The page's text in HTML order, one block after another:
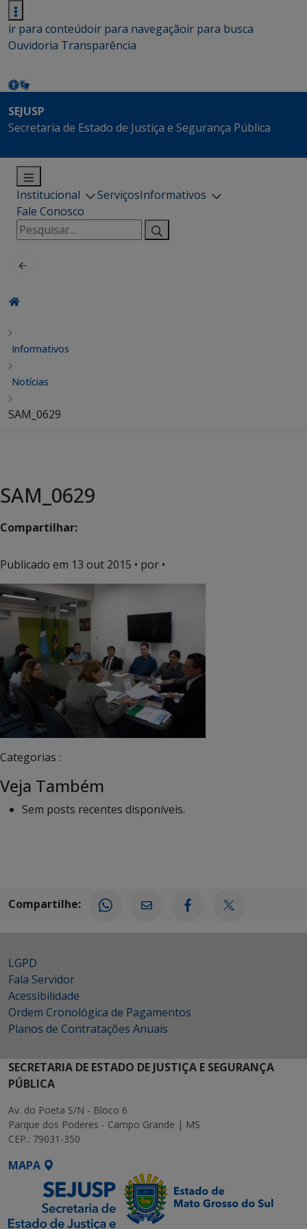
ir para conteúdoir para navegaçãoir para busca
Ouvidoria Transparência
SEJUSP
Secretaria de Estado de Justiça e Segurança Pública
Institucional ServiçosInformativos
Fale Conosco
Pesquisar
por:
Informativos
Notícias
SAM_0629
SAM_0629
Compartilhar:
Publicado em 13 out 2015 • por •
Categorias :
Veja Também
Sem posts recentes disponíveis.
Compartilhe:
LGPD
Fala Servidor
Acessibilidade
Ordem Cronológica de Pagamentos
Planos de Contratações Anuais
SECRETARIA DE ESTADO DE JUSTIÇA E SEGURANÇA
PÚBLICA
Av. do Poeta S/N - Bloco 6
Parque dos Poderes - Campo Grande | MS
CEP.: 79031-350
MAPA